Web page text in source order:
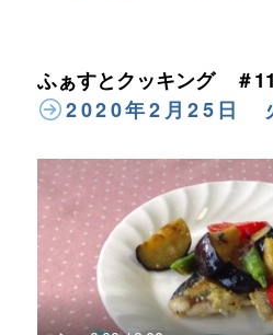
ふぁすとクッキング ＃
2020年2月25日